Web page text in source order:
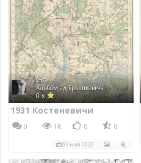
Gri
Альбом ад Грышкевіча
0 x
1931 Костеневичи
0 1К 0 0
03 июл 2020